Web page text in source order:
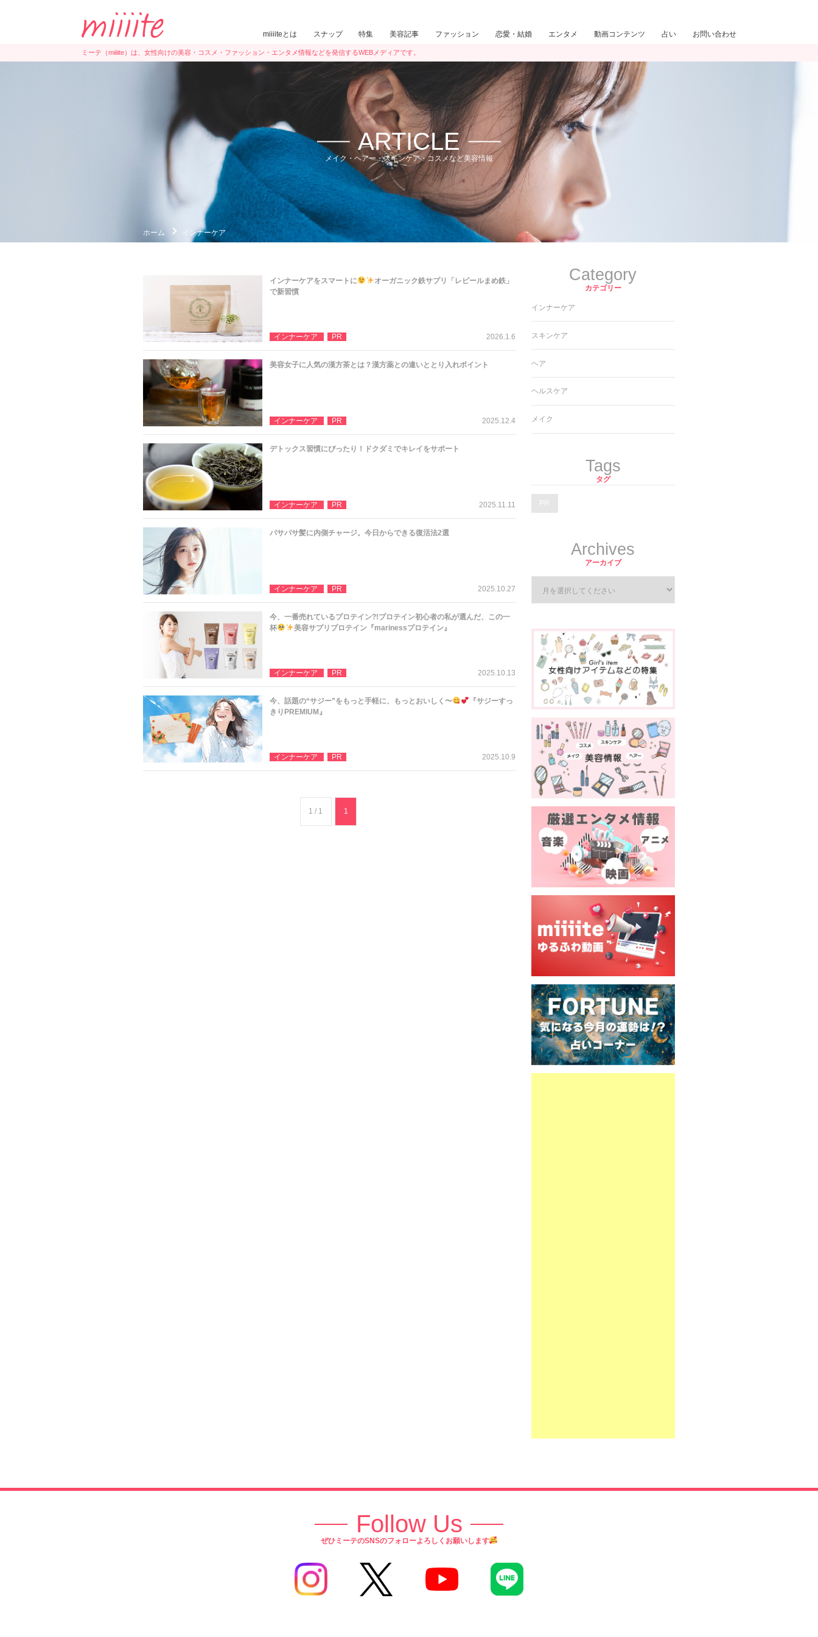
miiiiteとは スナップ 特集 美容記事 ファッション 恋愛・結婚 エンタメ 動画コンテンツ 占い お問い合わせ
ミーテ（miiiite）は、女性向けの美容・コスメ・ファッション・エンタメ情報などを発信するWEBメディアです。
ARTICLE
メイク・ヘアー・スキンケア・コスメなど美容情報
ホーム インナーケア
インナーケアをスマートに
オーガニック鉄サプリ「レピールまめ鉄」
で新習慣
インナーケア PR 2026.1.6
美容女子に人気の漢方茶とは？漢方薬との違いととり入れポイント
インナーケア PR 2025.12.4
デトックス習慣にぴったり！ドクダミでキレイをサポート
インナーケア PR 2025.11.11
パサパサ髪に内側チャージ。今日からできる復活法2選
インナーケア PR 2025.10.27
今、一番売れているプロテイン?!プロテイン初心者の私が選んだ、この一
杯
美容サプリプロテイン『marinessプロテイン』
インナーケア PR 2025.10.13
今、話題の“サジー”をもっと手軽に、もっとおいしく〜
『サジーすっ
きりPREMIUM』
インナーケア PR 2025.10.9
1 / 1 1
Category
カテゴリー
インナーケア
スキンケア
ヘア
ヘルスケア
メイク
Tags
タグ
PR
Archives
アーカイブ
Follow Us
ぜひミーテのSNSのフォローよろしくお願いします